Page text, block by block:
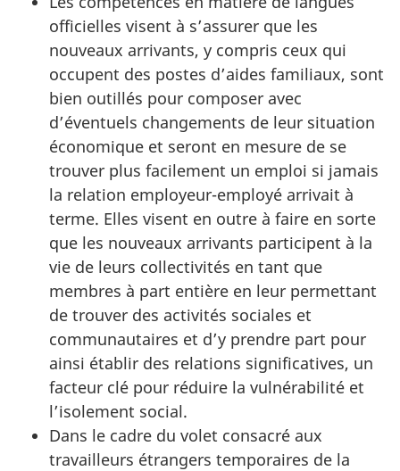
officielles visent à s’assurer que les
nouveaux arrivants, y compris ceux qui
occupent des postes d’aides familiaux, sont
bien outillés pour composer avec
d’éventuels changements de leur situation
économique et seront en mesure de se
trouver plus facilement un emploi si jamais
la relation employeur-employé arrivait à
terme. Elles visent en outre à faire en sorte
que les nouveaux arrivants participent à la
vie de leurs collectivités en tant que
membres à part entière en leur permettant
de trouver des activités sociales et
communautaires et d’y prendre part pour
ainsi établir des relations significatives, un
facteur clé pour réduire la vulnérabilité et
l’isolement social.
Dans le cadre du volet consacré aux
travailleurs étrangers temporaires de la